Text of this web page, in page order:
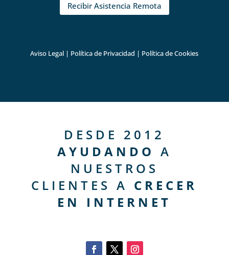
Recibir Asistencia Remota
Aviso Legal | Política de Privacidad | Política de Cookies
DESDE 2012
AYUDANDO A
NUESTROS
CLIENTES A CRECER
EN INTERNET